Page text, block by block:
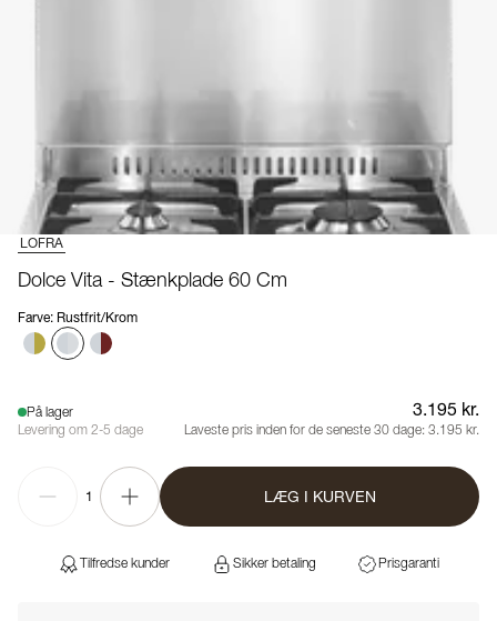
LOFRA
Dolce Vita - Stænkplade 60 Cm
Farve: Rustfrit/Krom
På lager
Levering om 2-5 dage
3.195 kr.
Laveste pris inden for de seneste 30 dage: 3.195 kr.
1 LÆG I KURVEN
Tilfredse kunder Sikker betaling Prisgaranti